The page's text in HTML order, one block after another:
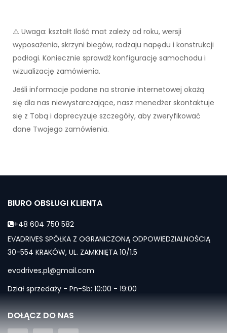
⚠️ Uwaga: kształt Ilość mat zależy od roku, wersji
wyposażenia, skrzyni biegów, rodzaju napędu i konstrukcji
podłogi. Koniecznie sprawdź konfigurację samochodu i
wizualizację zamówienia.
Jeśli informacje podane na stronie internetowej okażą
się dla nas niewystarczające, nasz menedżer skontaktuje
się z Tobą i doprecyzuje szczegóły, aby zweryfikować
dane Twojego zamówienia.
BIURO OBSŁUGI KLIENTA
+48 604 750 582
EVADRIVES SPÓŁKA Z OGRANICZONĄ ODPOWIEDZIALNOŚCIĄ
30-554 KRAKÓW, UL. ZAMKNIĘTA 10/1.5
evadrives.pl@gmail.com
Dział sprzedaży - Pn-Sb: 10:00 - 19:00
DOŁĄCZ DO NAS